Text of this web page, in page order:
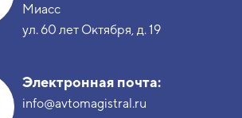
Миасс
ул. 60 лет Октября, д. 19
Электронная почта:
info@avtomagistral.ru